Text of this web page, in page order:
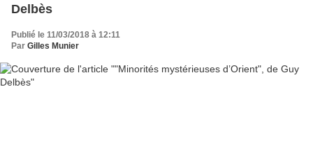
Delbès
Publié le 11/03/2018 à 12:11
Par Gilles Munier